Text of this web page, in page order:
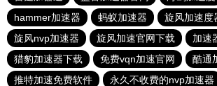
hammer加速器
蚂蚁加速器
旋风加速度
旋风nvp加速器
旋风加速官网下载
加速
猎豹加速器下载
免费vqn加速官网
酷通
推特加速免费软件
永久不收费的nvp加速器